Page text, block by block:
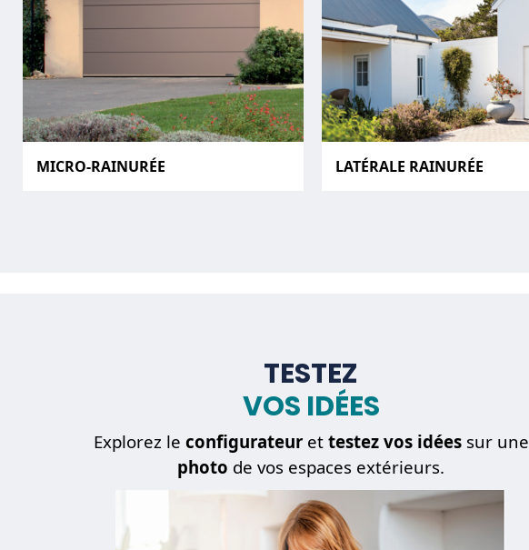
MICRO-RAINURÉE LATÉRALE RAINURÉE
TESTEZ
VOS IDÉES
Explorez le configurateuret testez vos idéessur une
photo de vos espaces extérieurs.